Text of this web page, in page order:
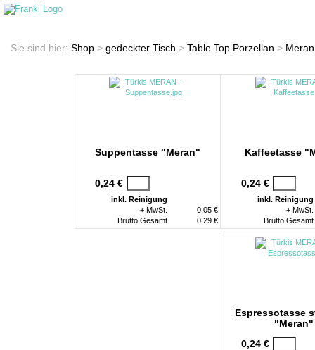
Sie sind hier: Shop > gedeckter Tisch > Table Top Porzellan > Meran
Suppentasse "Meran"
0,24 €
inkl. Reinigung
+ MwSt.
0,05 €
Brutto Gesamt
0,29 €
Kaffeetasse
0,24 €
inkl. Reinigung
+ MwSt.
Brutto Gesamt
Espressotasse
"Meran"
0,24 €